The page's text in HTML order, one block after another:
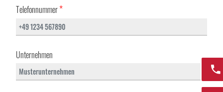
Telefonnummer*
Unternehmen